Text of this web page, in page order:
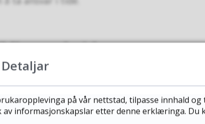
Ved å samarbeide regionalt kan vi
meir robuste og berekraftige løysingar
Detaljar
på vår nettstad, tilpasse innhald
informasjonskapslar etter denne erklæringa. Du